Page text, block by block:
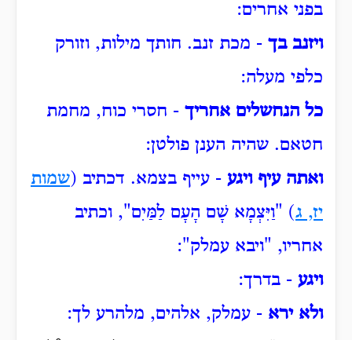
בפני אחרים:
ויזנב בך - מכת זנב. חותך מילות, וזורק
כלפי מעלה:
כל הנחשלים אחריך - חסרי כוח, מחמת
חטאם. שהיה הענן פולטן:
ואתה עיף ויגע - עייף בצמא. דכתיב (שמות
יז, ג) "וַיִּצְמָא שָׁם הָעָם לַמַּיִם", וכתיב
אחריו, "ויבא עמלק":
ויגע - בדרך:
ולא ירא - עמלק, אלהים, מלהרע לך: